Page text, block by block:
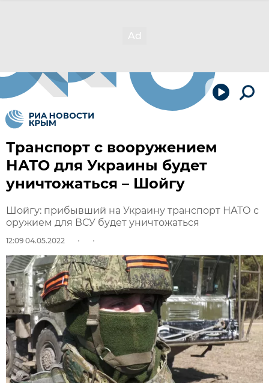
Транспорт с вооружением
НАТО для Украины будет
уничтожаться – Шойгу
Шойгу: прибывший на Украину транспорт НАТО с
оружием для ВСУ будет уничтожаться
12:09 04.05.2022